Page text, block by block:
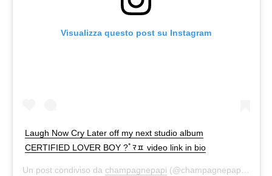
Visualizza questo post su Instagram
Laugh Now Cry Later off my next studio album
CERTIFIED LOVER BOY ?￰ﾟﾏﾽ video link in bio
Un post condiviso da champagnepapi (@champagnepapi) in data: